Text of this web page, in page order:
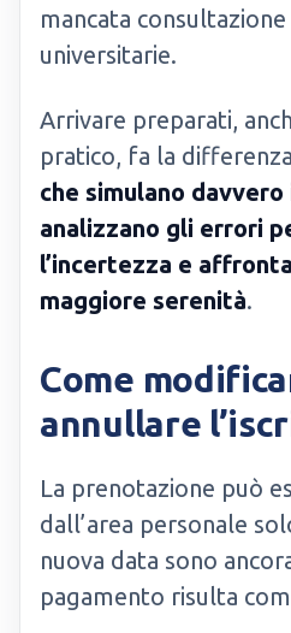
mancata
universitarie.
Arrivare preparati,
pratico, fa la
che simulano
analizzano gli errori
l’incertezza e
maggiore serenità.
Come
annullare
La prenotazione può
dall’area personale
nuova data sono
pagamento risulta